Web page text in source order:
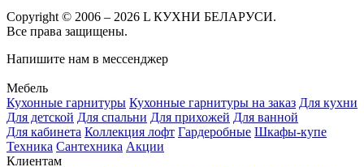
Copyright © 2006 – 2026 L КУХНИ БЕЛАРУСИ.
Все права защищены.
Напишите нам в мессенджер
Мебель
Кухонные гарнитуры Кухонные гарнитуры на заказ Для кухни
Для детской Для спальни Для прихожей Для ванной
Для кабинета Коллекция лофт Гардеробные Шкафы-купе
Техника Сантехника Акции
Клиентам